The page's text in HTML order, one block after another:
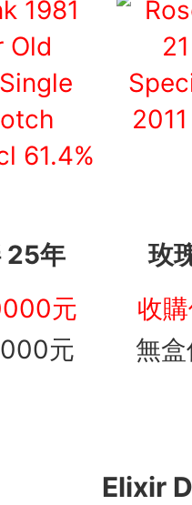
25年
玫
元
元
收
無
Elixir